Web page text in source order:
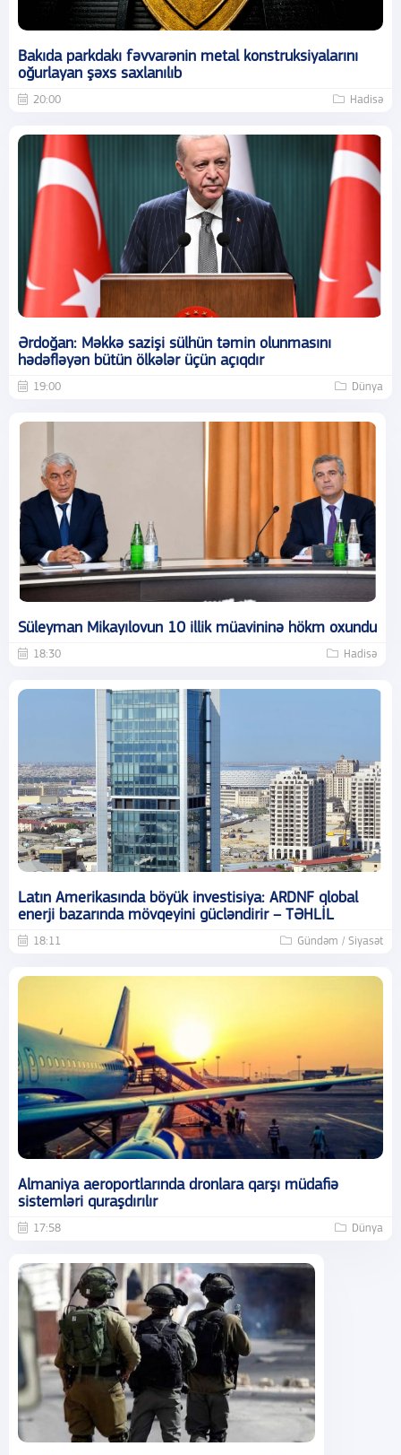
Bakıda parkdakı fəvvarənin metal konstruksiyalarını
oğurlayan şəxs saxlanılıb
20:00 Hadisə
Ərdoğan: Məkkə sazişi sülhün təmin olunmasını
hədəfləyən bütün ölkələr üçün açıqdır
19:00 Dünya
Süleyman Mikayılovun 10 illik müavininə hökm oxundu
18:30 Hadisə
Latın Amerikasında böyük investisiya: ARDNF qlobal
enerji bazarında mövqeyini gücləndirir – TƏHLİL
18:11 Gündəm / Siyasət
Almaniya aeroportlarında dronlara qarşı müdafiə
sistemləri quraşdırılır
17:58 Dünya